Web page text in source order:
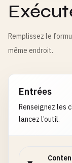
Remplissez le
même endroit.
Entrées
Renseignez les
lancez l’outil.